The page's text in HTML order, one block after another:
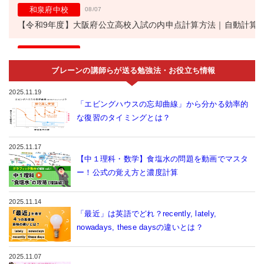
08/07
和泉府中校
【令和9年度】大阪府公立高校入試の内申点計算方法｜自動計算
家で勉強しない小学生へ｜今福鶴見で身につける学習習慣のコツ
和泉中央校
お盆休校日のお知らせ
08/06
伊丹西野校
【外部生歓迎】“解き方のコツ”でスコアアップ！英検対策講座
伊丹西野校
【現小6対象】小6生はもう“プレ中1生”！新中1ゼミで5教科スタ
中山寺南校
荒牧中・長尾中の中2英語定期テスト対策｜中山寺南校の英語パ
ブレーンの講師らが送る勉強法・お役立ち情報
2025.11.19
「エビングハウスの忘却曲線」から分かる効率的
な復習のタイミングとは？
2025.11.17
【中１理科・数学】食塩水の問題を動画でマスタ
ー！公式の覚え方と濃度計算
2025.11.14
「最近」は英語でどれ？recently, lately,
nowadays, these daysの違いとは？
2025.11.07